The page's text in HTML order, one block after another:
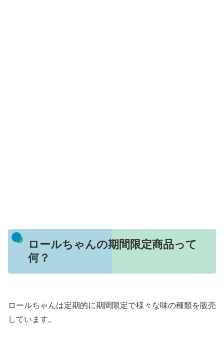
ロールちゃんの期間限定商品って
何？
ロールちゃんは定期的に期間限定で様々な味の種類を販売
しています。